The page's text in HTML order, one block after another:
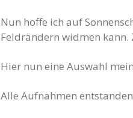
Nun hoffe ich auf
Feldrändern widmen
Hier nun eine Auswahl
Alle Aufnahmen